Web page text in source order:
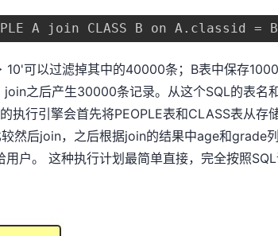
A join CLASS B on A.classid =
可以过滤掉其中的40000条；B表中保存
之后产生30000条记录。从这个SQL的表名
执行引擎会首先将PEOPLE表和CLASS表从存
然后join，之后根据join的结果中age和grade
户。 这种执行计划最简单直接，完全按照